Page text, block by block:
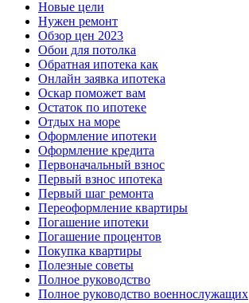
Новые цели
Нужен ремонт
Обзор цен 2023
Обои для потолка
Обратная ипотека как
Онлайн заявка ипотека
Оскар поможет вам
Остаток по ипотеке
Отдых на море
Оформление ипотеки
Оформление кредита
Первоначальный взнос
Первый взнос ипотека
Первый шаг ремонта
Переоформление квартиры
Погашение ипотеки
Погашение процентов
Покупка квартиры
Полезные советы
Полное руководство
Полное руководство военнослужащих